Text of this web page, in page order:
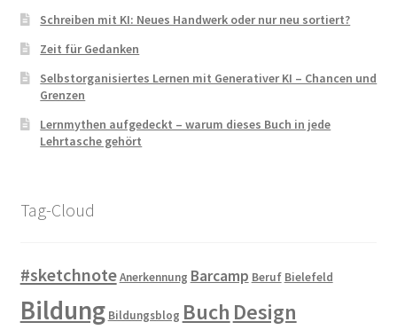
Schreiben mit KI: Neues Handwerk oder nur neu sortiert?
Zeit für Gedanken
Selbstorganisiertes Lernen mit Generativer KI – Chancen und
Grenzen
Lernmythen aufgedeckt – warum dieses Buch in jede
Lehrtasche gehört
Tag-Cloud
#sketchnoteAnerkennung Barcamp Beruf Bielefeld
Bildung Bildungsblog Buch Design